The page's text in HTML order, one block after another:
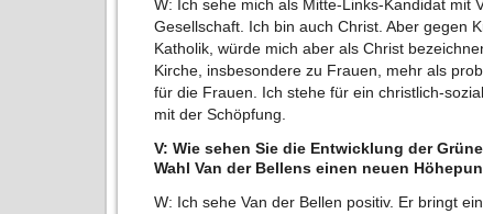
W: Ich sehe mich als Mitte-Links-Kandidat mit
Gesellschaft. Ich bin auch Christ. Aber gegen
Katholik, würde mich aber als Christ
Kirche, insbesondere zu Frauen, mehr als
für die Frauen. Ich stehe für ein christlich-
mit der Schöpfung.
V: Wie sehen Sie die Entwicklung der
Wahl Van der Bellens einen neuen
W: Ich sehe Van der Bellen positiv. Er bringt